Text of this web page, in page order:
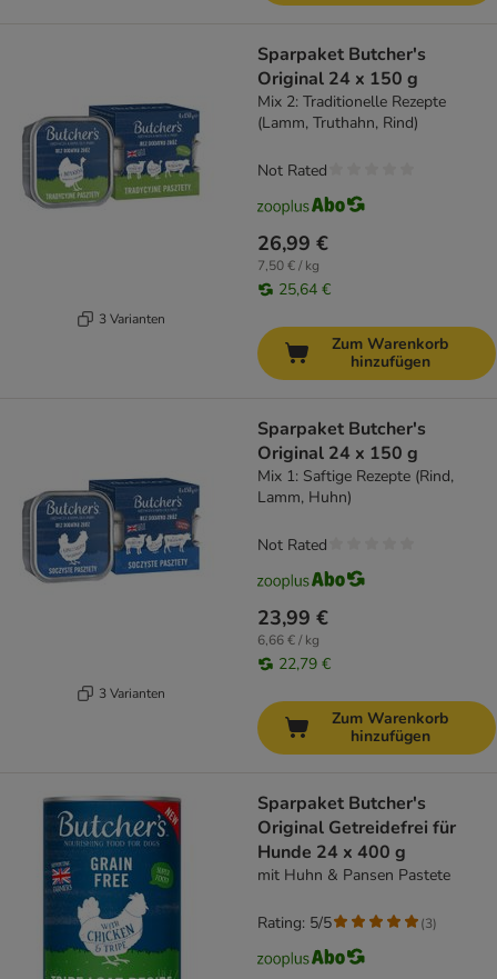
3 Varianten
Sparpaket Butcher's
Original 24 x 150 g
Mix 2: Traditionelle Rezepte
(Lamm, Truthahn, Rind)
26,99 €
7,50 € / kg
25,64 €
Not Rated
Zum Warenkorb
hinzufügen
3 Varianten
Sparpaket Butcher's
Original 24 x 150 g
Mix 1: Saftige Rezepte (Rind,
Lamm, Huhn)
23,99 €
6,66 € / kg
22,79 €
Not Rated
Zum Warenkorb
hinzufügen
Sparpaket Butcher's
Original Getreidefrei für
Hunde 24 x 400 g
mit Huhn & Pansen Pastete
Rating: 5/5 (3)